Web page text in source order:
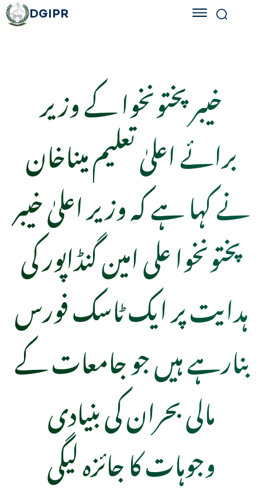
DGIPR
خیبر پختونخوا کے وزیر
برائے اعلیٰ تعلیم میناخان
نے کہا ہے کہ وزیر اعلیٰ خیبر
پختونخوا علی امین گنڈاپور کی
ہدایت پر ایک ٹاسک فورس
بنارہے ہیں جو جامعات کے
مالی بحران کی بنیادی
وجوہات کا جائزہ لیگی